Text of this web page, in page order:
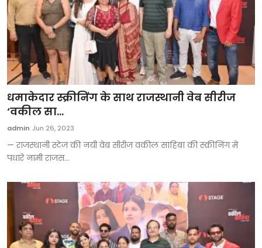
धमाकेदार स्क्रीनिंग के साथ राजस्थानी वेब सीरीज
‘वकील सा...
admin Jun 26, 2023
— राजस्थानी स्टेज की नयी वेब सीरीज वकील साहिबा की स्क्रीनिंग में
पधारे नामी राजस...